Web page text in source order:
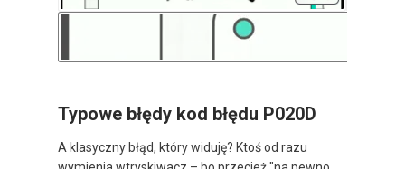
Typowe błędy kod błędu P020D
A klasyczny błąd, który widuję? Ktoś od razu